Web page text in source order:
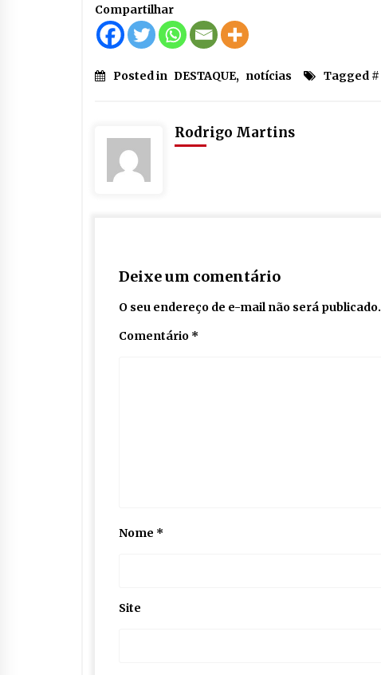
Compartilhar
Posted in DESTAQUE, notícias Tagged #
Rodrigo Martins
Deixe um comentário
O seu endereço de e-mail não será publicado.
Comentário *
Nome *
Site